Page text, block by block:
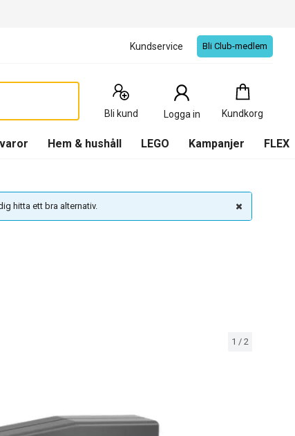
Kundservice Bli Club-medlem
Bli kund Logga in Kundkorg
Kundkorg
0
Produkter
Hem & hushåll LEGO Kampanjer FLEX
hitta ett bra alternativ.
1 / 2